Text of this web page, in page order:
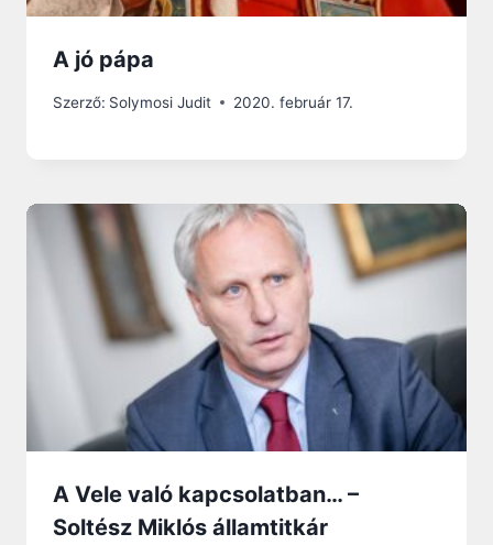
A jó pápa
Szerző: Solymosi Judit 2020. február 17.
A Vele való kapcsolatban… –
Soltész Miklós államtitkár